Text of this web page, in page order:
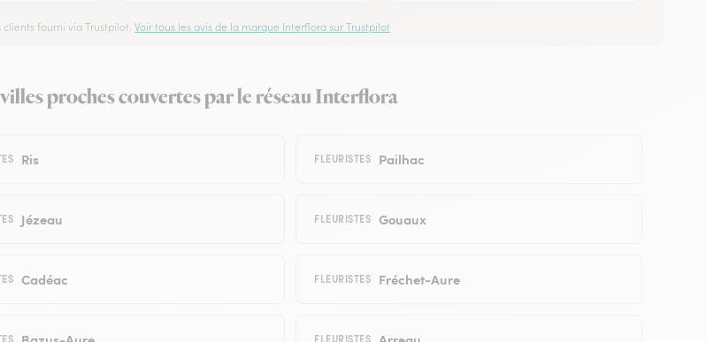
clients fourni via Trustpilot.Voir tous les avis de la marque Interflora sur Trustpilot
proches couvertes par le réseau Interflora
Ris FLEURISTES Pailhac
Jézeau FLEURISTES Gouaux
Cadéac FLEURISTES Fréchet-Aure
FLEURISTES